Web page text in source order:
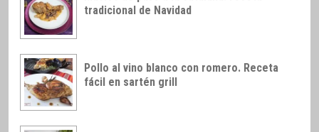
tradicional de Navidad
Pollo al vino blanco con romero. Receta
fácil en sartén grill